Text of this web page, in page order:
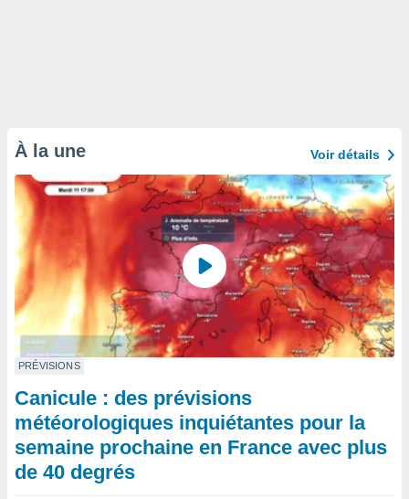
À la une Voir détails
PRÉVISIONS
Canicule : des prévisions
météorologiques inquiétantes pour la
semaine prochaine en France avec plus
de 40 degrés